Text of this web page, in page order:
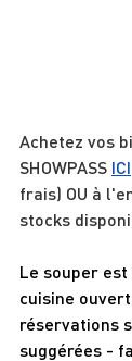
Achetez vos
SHOWPASS ICI
frais) OU à
stocks
Le souper
cuisine
réservations
suggérées -